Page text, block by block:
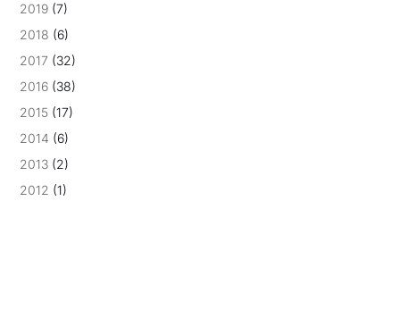
2019 (7)
2018 (6)
2017 (32)
2016 (38)
2015 (17)
2014 (6)
2013 (2)
2012 (1)